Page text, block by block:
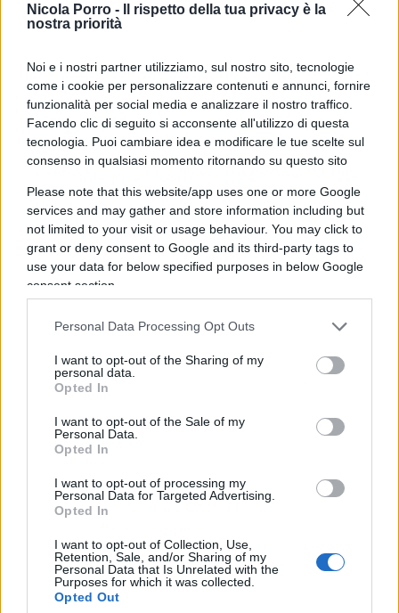
Nicola Porro -
Il rispetto della tua privacy è la
nostra priorità
Noi e i nostri partner utilizziamo, sul nostro sito, tecnologie
come i cookie per personalizzare contenuti e annunci, fornire
funzionalità per social media e analizzare il nostro traffico.
Facendo clic di seguito si acconsente all'utilizzo di questa
tecnologia. Puoi cambiare idea e modificare le tue scelte sul
consenso in qualsiasi momento ritornando su questo sito
Please note that this website/app uses one or more Google
services and may gather and store information including but
not limited to your visit or usage behaviour. You may click to
grant or deny consent to Google and its third-party tags to
use your data for below specified purposes in below Google
consent section.
Personal Data Processing Opt Outs
I want to opt-out of the Sharing of my
personal data.
Opted In
I want to opt-out of the Sale of my
Personal Data.
Opted In
I want to opt-out of processing my
Personal Data for Targeted Advertising.
Opted In
I want to opt-out of Collection, Use,
Retention, Sale, and/or Sharing of my
Personal Data that Is Unrelated with the
Purposes for which it was collected.
Opted Out
Ma il punto centrale delle proteste è la lotta
propria la battaglia della “transizione ecologica”,
ha stanziato fondi miliardari nel settore
manifatturiero per avvantaggiare il mercato dei
veicoli elettrici: dirigismo economico sgradito ai
dimostranti. Il presidente dello UAW, Shawn Fain,
vuole che i lavoratori impegnati nella produzione
di componenti per le auto elettriche (come le
batterie) beneficino di migliori standard salariali.
direttamente nelle trattative, ma spinge per
negoziati costanti e per un accordo tra le parti
affinché si evitino conseguenze a lungo termine:
frenerebbe la catena produttiva e i consumi,
provocando seri danni all’economia locale e delle
zone limitrofe, Canada in primis. Biden è a un
vicolo cieco: se ignorasse le richieste dei
alle prossime presidenziali favorendo il ritorno di
The Donald. Se, viceversa, avesse un approccio
accondiscendente verso il sindacato, alienerebbe i